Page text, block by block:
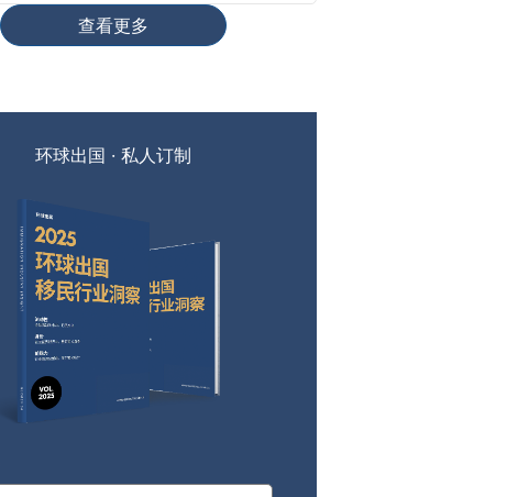
查看更多
环球出国 · 私人订制